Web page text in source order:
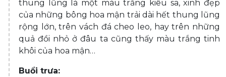
thung lũng là một màu trắng kiêu sa, xinh đẹp
của những bông hoa mận trải dài hết thung lũng
rộng lớn, trên vách đá cheo leo, hay trên những
quả đồi nhỏ ở đâu ta cũng thấy màu trắng tinh
khôi của hoa mận…
Buổi trưa: